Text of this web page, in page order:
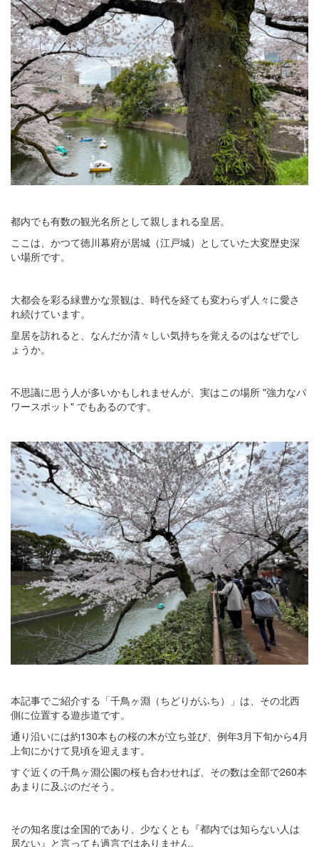
都内でも有数の観光名所として親しまれる皇居。
ここは、かつて徳川幕府が居城（江戸城）としていた大変歴史深
い場所です。
大都会を彩る緑豊かな景観は、時代を経ても変わらず人々に愛さ
れ続けています。
皇居を訪れると、なんだか清々しい気持ちを覚えるのはなぜでし
ょうか。
不思議に思う人が多いかもしれませんが、実はこの場所 "強力なパ
ワースポット" でもあるのです。
本記事でご紹介する「千鳥ヶ淵（ちどりがふち）」は、その北西
側に位置する遊歩道です。
通り沿いには約130本もの桜の木が立ち並び、例年3月下旬から4月
上旬にかけて見頃を迎えます。
すぐ近くの千鳥ヶ淵公園の桜も合わせれば、その数は全部で260本
あまりに及ぶのだそう。
その知名度は全国的であり、少なくとも『都内では知らない人は
居ない』と言っても過言ではありません。